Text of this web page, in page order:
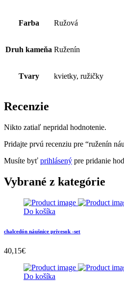
Farba Ružová
Druh kameňa Ruženín
Tvary kvietky, ružičky
Recenzie
Nikto zatiaľ nepridal hodnotenie.
Pridajte prvú recenziu pre “ruženín
Musíte byť prihlásený pre pridanie
Vybrané z kategórie
Do košíka
chalcedón náušnice prívesok -set
40,15€
Do košíka